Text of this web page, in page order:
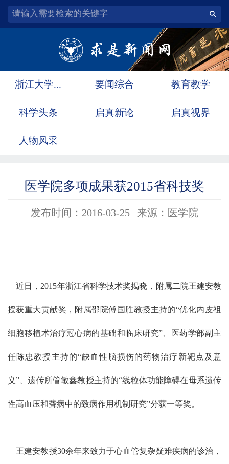
浙江大学... 要闻综合 教育教学
科学头条 启真新论 启真视界
人物风采
医学院多项成果获2015省科技奖
发布时间：2016-03-25 来源：医学院
近日，2015年浙江省科学技术奖揭晓，附属二院王建安教
授获重大贡献奖，附属邵院傅国胜教授主持的“优化内皮祖
细胞移植术治疗冠心病的基础和临床研究”、医药学部副主
任陈忠教授主持的“缺血性脑损伤的药物治疗新靶点及意
义”、遗传所管敏鑫教授主持的“线粒体功能障碍在母系遗传
性高血压和聋病中的致病作用机制研究”分获一等奖。
王建安教授30余年来致力于心血管复杂疑难疾病的诊治，